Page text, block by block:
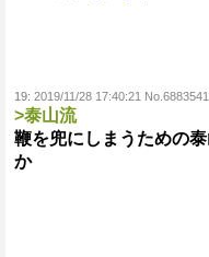
19: 2019/11/28 17:40:21
>泰山流
鞭を兜にしまうための
か